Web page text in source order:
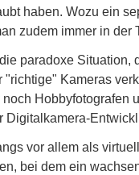
haben. Wozu ein
zudem immer in der
paradoxe
Kameras
Hobbyfotografen
Digitalkamera-
vor allem als
bei dem ein